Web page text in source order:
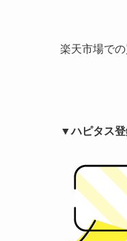
楽天市場で
▼ハピタス